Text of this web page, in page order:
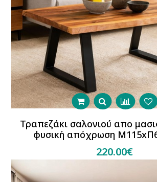
Τραπεζάκι σαλονιού απο
φυσική απόχρωση
220.00€